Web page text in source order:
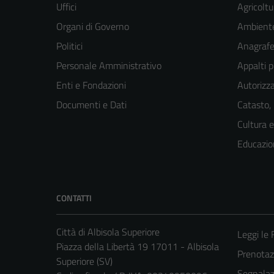
Uffici
Organi di Governo
Politici
Personale Amministrativo
Enti e Fondazioni
Documenti e Dati
Appalti
Cultura
CONTATTI
Città di Albisola Superiore
Piazza della Libertà 19 17011 - Albisola
Superiore (SV)
Leggi le